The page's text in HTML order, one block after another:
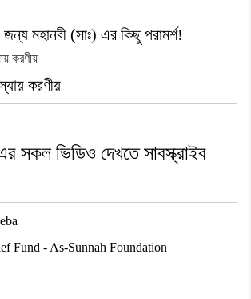
জন্য মহানবী (সাঃ) এর কিছু পরামর্শ!
করণীয়
সকল ভিডিও দেখতে সাবস্ক্রাইব